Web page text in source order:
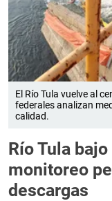
El Río Tula vuelve al
federales analizan
calidad.
Río Tula
monitoreo
descargas